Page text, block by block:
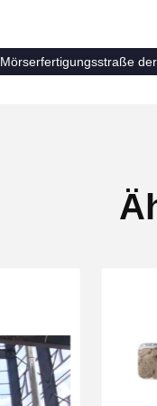
Mörserfertigungsstraße